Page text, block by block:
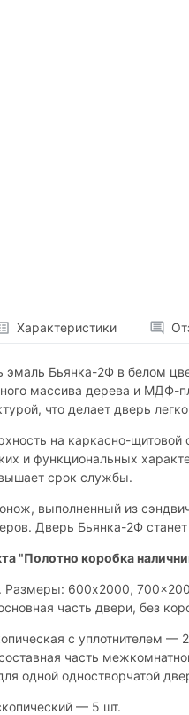
Характеристики
Бьянка-2Ф в белом
массива дерева и МДФ-
что делает дверь
на каркасно-
и функциональных
срок службы.
выполненный из
Дверь Бьянка-2Ф
"Полотно коробка
Размеры: 600x2000,
часть двери, без
с уплотнителем —
часть
одной одностворчатой
— 5 шт.